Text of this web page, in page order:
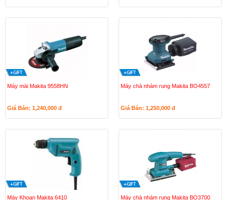
Máy mài Makita 9558HN
Giá Bán: 1,240,000 đ
Máy chà nhám rung Makita BO4557
Giá Bán: 1,250,000 đ
Máy Khoan Makita 6410 Máy chà nhám rung Makita BO3700